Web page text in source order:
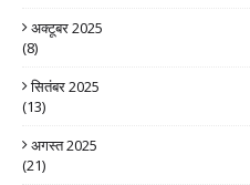
अक्टूबर 2025
(8)
सितंबर 2025
(13)
अगस्त 2025
(21)